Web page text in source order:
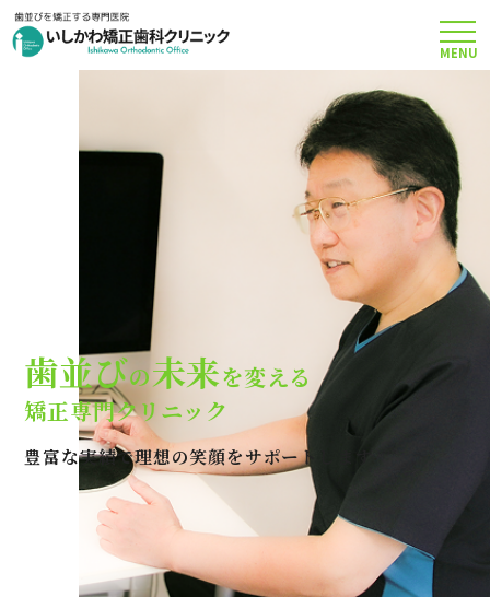
矯正治療について
当院のこだわり
費用について
クリニック案内
Q＆A
MENU
歯並びの未来を変える
矯正専門クリニック
豊富な実績で理想の笑顔をサポートします